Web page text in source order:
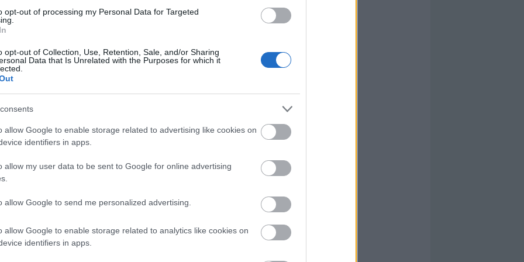
opt-out of processing my Personal Data for Targeted
opt-out of Collection, Use, Retention, Sale, and/or Sharing
Data that Is Unrelated with the Purposes for which it
allow Google to enable storage related to advertising like cookies on
identifiers in apps.
allow my user data to be sent to Google for online advertising
allow Google to send me personalized advertising.
allow Google to enable storage related to analytics like cookies on
identifiers in apps.
o mantener? Los perdedores de la jornada 24
rendimiento, pérdida de la titularidad, sin minutos....Estos
jugadores fueron algunos de los perdedores de los partidos
o mantener en plantilla?
en segundo o tercer lugar en Comunio y necesitas
final de temporada exitoso.